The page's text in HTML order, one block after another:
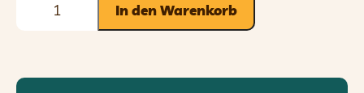
In den Warenkorb